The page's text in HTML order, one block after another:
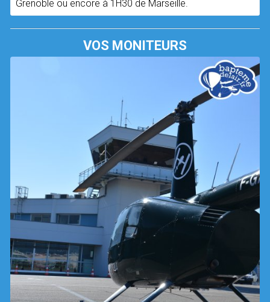
Grenoble ou encore à 1H30 de Marseille.
VOS MONITEURS